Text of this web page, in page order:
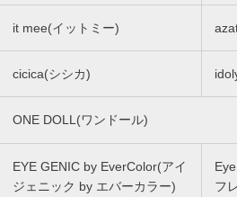
it mee(イットミー)
cicica(シシカ)
ONE DOLL(ワンドール)
EYE GENIC by EverColor(アイ
ジェニック by エバーカラー)
フ